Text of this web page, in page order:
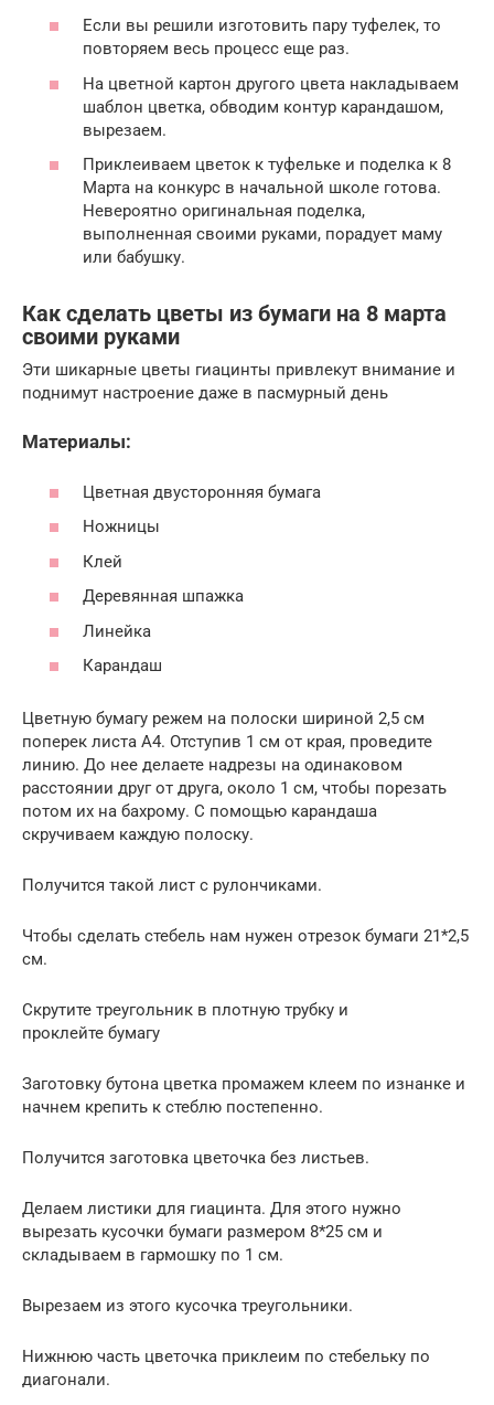
Если вы решили изготовить пару туфелек, то
повторяем весь процесс еще раз.
На цветной картон другого цвета накладываем
шаблон цветка, обводим контур карандашом,
вырезаем.
Приклеиваем цветок к туфельке и поделка к 8
Марта на конкурс в начальной школе готова.
Невероятно оригинальная поделка,
выполненная своими руками, порадует маму
или бабушку.
Как сделать цветы из бумаги на 8 марта
своими руками
Эти шикарные цветы гиацинты привлекут внимание и
поднимут настроение даже в пасмурный день
Материалы:
Цветная двусторонняя бумага
Ножницы
Клей
Деревянная шпажка
Линейка
Карандаш
Цветную бумагу режем на полоски шириной 2,5 см
поперек листа А4. Отступив 1 см от края, проведите
линию. До нее делаете надрезы на одинаковом
расстоянии друг от друга, около 1 см, чтобы порезать
потом их на бахрому. С помощью карандаша
скручиваем каждую полоску.
Получится такой лист с рулончиками.
Чтобы сделать стебель нам нужен отрезок бумаги 21*2,5
см.
Скрутите треугольник в плотную трубку и
проклейте бумагу
Заготовку бутона цветка промажем клеем по изнанке и
начнем крепить к стеблю постепенно.
Получится заготовка цветочка без листьев.
Делаем листики для гиацинта. Для этого нужно
вырезать кусочки бумаги размером 8*25 см и
складываем в гармошку по 1 см.
Вырезаем из этого кусочка треугольники.
Нижнюю часть цветочка приклеим по стебельку по
диагонали.